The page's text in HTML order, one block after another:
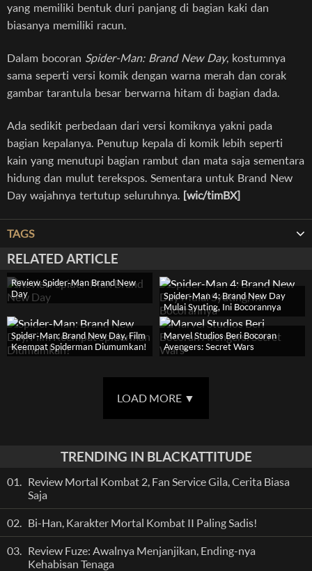
yang memiliki bentuk duri panjang di bagian kaki dan
biasanya memiliki racun.
Dalam bocoran Spider-Man: Brand New Day, kostumnya
sama seperti versi komik dengan warna merah dan corak
gambar tarantula besar berwarna hitam di bagian dada.
Ada sedikit perbedaan dari versi komiknya yakni pada
bagian kepalanya. Penutup kepala di komik lebih seperti
kain yang menutupi bagian rambut dan mata saja sementara
hidung dan mulut terekspos. Sementara untuk Brand New
Day wajahnya tertutup seluruhnya. [wic/timBX]
TAGS
RELATED ARTICLE
Review Spider-Man Brand New
Day
Spider-Man 4: Brand New Day
Mulai Syuting, Ini Bocorannya
Spider-Man: Brand New Day, Film
Keempat Spiderman Diumumkan!
Marvel Studios Beri Bocoran
Avengers: Secret Wars
LOAD MORE ▼
TRENDING IN BLACKATTITUDE
01. Review Mortal Kombat 2, Fan Service Gila, Cerita Biasa
Saja
02. Bi-Han, Karakter Mortal Kombat II Paling Sadis!
03. Review Fuze: Awalnya Menjanjikan, Ending-nya
Kehabisan Tenaga